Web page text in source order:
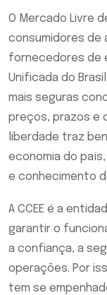
O Mercado Livre
consumidores de
fornecedores de
Unificada do
mais seguras
preços, prazos e
liberdade traz
economia do
e conhecimento
A CCEE é a
garantir o
a confiança, a
operações. Por
tem se